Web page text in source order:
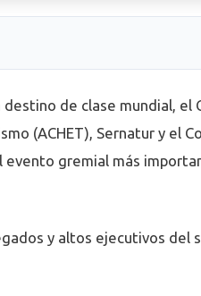
de clase mundial, el
(ACHET), Sernatur y el
evento gremial más
y altos ejecutivos del